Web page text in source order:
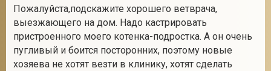
Пожалуйста,подскажите хорошего ветврача,
выезжающего на дом. Надо кастрировать
пристроенного моего котенка-подростка. А он очень
пугливый и боится посторонних, поэтому новые
хозяева не хотят везти в клинику, хотят сделать